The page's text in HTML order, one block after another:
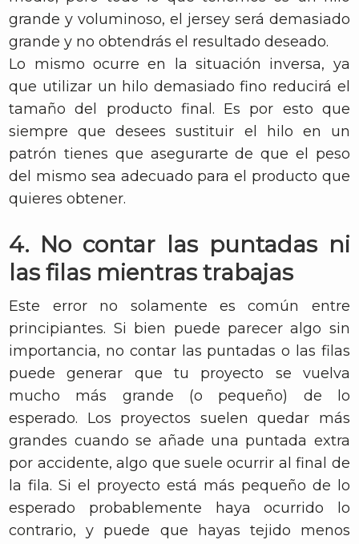
grande y voluminoso, el jersey será demasiado
grande y no obtendrás el resultado deseado.
Lo mismo ocurre en la situación inversa, ya
que utilizar un hilo demasiado fino reducirá el
tamaño del producto final. Es por esto que
siempre que desees sustituir el hilo en un
patrón tienes que asegurarte de que el peso
del mismo sea adecuado para el producto que
quieres obtener.
4. No contar las puntadas ni
las filas mientras trabajas
Este error no solamente es común entre
principiantes. Si bien puede parecer algo sin
importancia, no contar las puntadas o las filas
puede generar que tu proyecto se vuelva
mucho más grande (o pequeño) de lo
esperado. Los proyectos suelen quedar más
grandes cuando se añade una puntada extra
por accidente, algo que suele ocurrir al final de
la fila. Si el proyecto está más pequeño de lo
esperado probablemente haya ocurrido lo
contrario, y puede que hayas tejido menos